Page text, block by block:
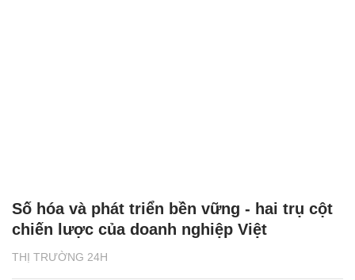
THỊ TRƯỜNG 24H
Số hóa và phát triển bền vững - hai trụ cột
chiến lược của doanh nghiệp Việt